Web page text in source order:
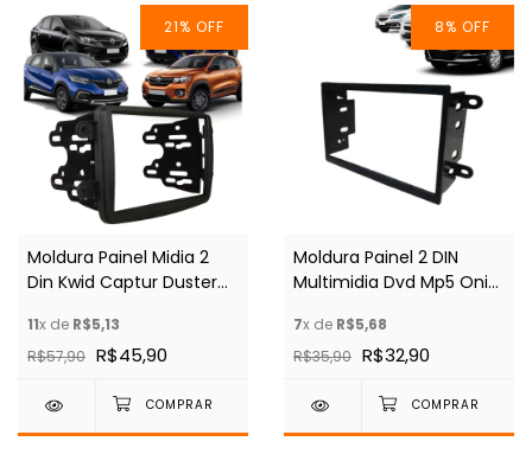
21% OFF
Moldura Painel Midia 2
Din Kwid Captur Duster
11x de R$5,13
R$57,90 R$45,90
8% OFF
Moldura Painel 2 DIN
Multimidia Dvd Mp5 Onix
7x de R$5,68
R$35,90 R$32,90